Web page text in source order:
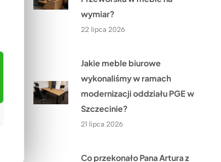
wymiar?
22 lipca 2026
Jakie meble biurowe
wykonaliśmy w ramach
modernizacji oddziału PGE w
Szczecinie?
21 lipca 2026
Co przekonało Pana Artura z